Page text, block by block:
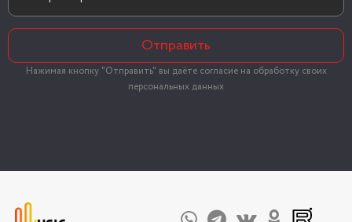
Отправить
Нажимая кнопку "Отправить" вы даёте согласие на обработку своих
персональных данных